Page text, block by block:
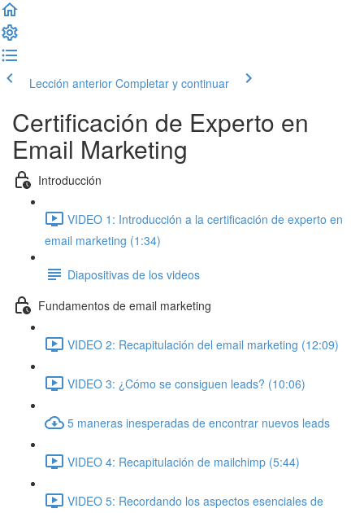
Lección anterior Completar y continuar
Certificación de Experto en
Email Marketing
Introducción
VIDEO 1: Introducción a la certificación de experto en
email marketing (1:34)
Diapositivas de los videos
Fundamentos de email marketing
VIDEO 2: Recapitulación del email marketing (12:09)
VIDEO 3: ¿Cómo se consiguen leads? (10:06)
5 maneras inesperadas de encontrar nuevos leads
VIDEO 4: Recapitulación de mailchimp (5:44)
VIDEO 5: Recordando los aspectos esenciales de